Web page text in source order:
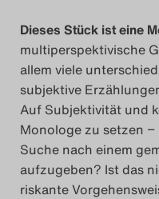
Dieses Stück ist eine
multiperspektivische
allem viele
subjektive
Auf Subjektivität und
Monologe zu setzen
Suche nach einem
aufzugeben? Ist das
riskante